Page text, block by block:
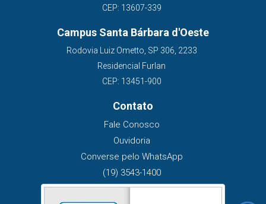
CEP: 13607-339
Campus Santa Bárbara d'Oeste
Rodovia Luiz Ometto, SP 306, 2233
Residencial Furlan
CEP: 13451-900
Contato
Fale Conosco
Ouvidoria
Converse pelo WhatsApp
(19) 3543-1400